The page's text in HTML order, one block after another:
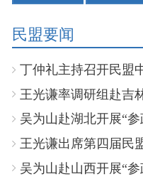
民盟要闻
丁仲礼主持召开民盟
王光谦率调研组赴吉
吴为山赴湖北开展“
王光谦出席第四届民
吴为山赴山西开展“